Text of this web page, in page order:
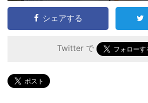
シェアする
Twitter で